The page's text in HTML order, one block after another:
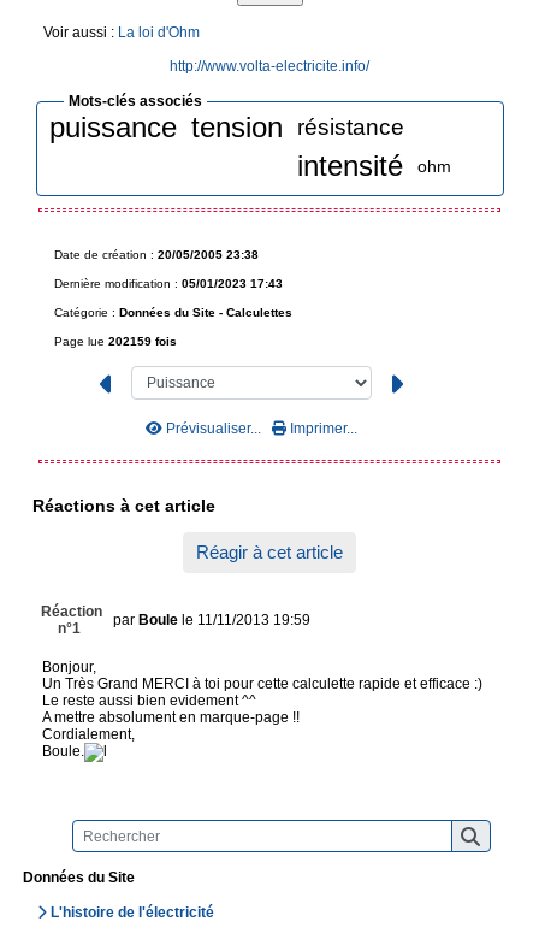
Données du Site
L'histoire de l'électricité
Voir aussi : La loi d'Ohm
http://www.volta-electricite.info/
Mots-clés associés
puissance tension résistance
intensité ohm
Date de création : 20/05/2005 23:38
Dernière modification : 05/01/2023 17:43
Catégorie : Données du Site - Calculettes
Page lue 202159 fois
Prévisualiser... Imprimer...
Réactions à cet article
Réagir à cet article
Réaction
n°1
par Boulele 11/11/2013 19:59
Bonjour,
Un Très Grand MERCI à toi pour cette calculette rapide et efficace :)
Le reste aussi bien evidement ^^
A mettre absolument en marque-page !!
Cordialement,
Boule.